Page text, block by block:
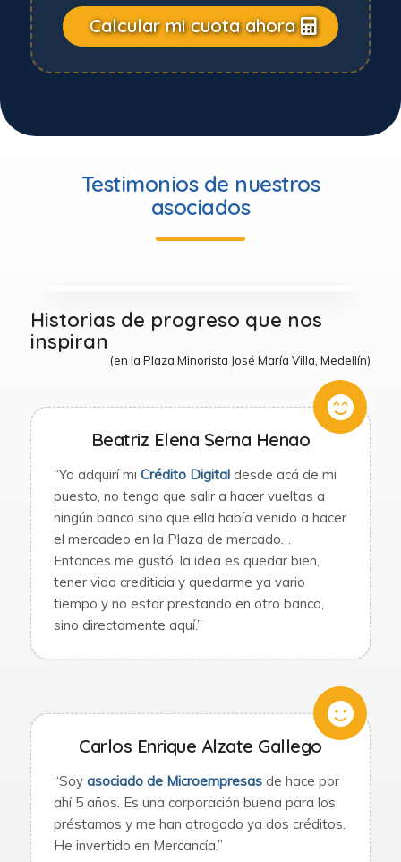
Calcular mi cuota ahora
Testimonios de nuestros
asociados
Historias de progreso que nos
inspiran
(en la Plaza Minorista José María Villa, Medellín)
Beatriz Elena Serna Henao
“Yo adquirí mi Crédito Digitaldesde acá de mi
puesto, no tengo que salir a hacer vueltas a
ningún banco sino que ella había venido a hacer
el mercadeo en la Plaza de mercado…
Entonces me gustó, la idea es quedar bien,
tener vida crediticia y quedarme ya vario
tiempo y no estar prestando en otro banco,
sino directamente aquí.”
Carlos Enrique Alzate Gallego
“Soy asociado de Microempresasde hace por
ahí 5 años. Es una corporación buena para los
préstamos y me han otrogado ya dos créditos.
He invertido en Mercancía.”